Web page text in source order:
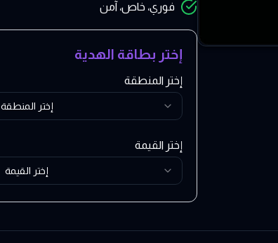
فوري، خاص، آمن
إختر بطاقة الهدية
إختر المنطقة
إختر المنطقة
إختر القيمة
إختر القيمة